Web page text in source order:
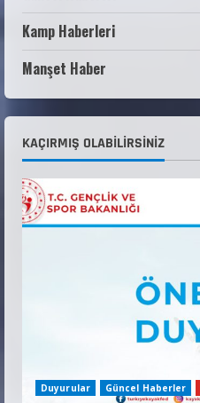
4
Teknik Kurul
Belirlendi
ANTRENÖRLÜK
Kamp Haberleri
Manşet Haber
KAÇIRMIŞ OLABILIRSINIZ
Duyurular Güncel Haberler